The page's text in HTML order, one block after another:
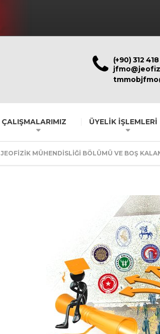
(+90) 312
ÇALIŞMALARIMIZ ÜYELİK İŞLEMLERİ
JEOFİZİK MÜHENDİSLİĞİ BÖLÜMÜ VE BOŞ